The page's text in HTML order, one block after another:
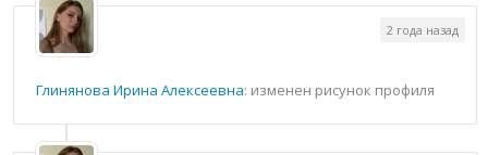
Глинянова Ирина Алексеевна: изменен рисунок профиля
2 года назад